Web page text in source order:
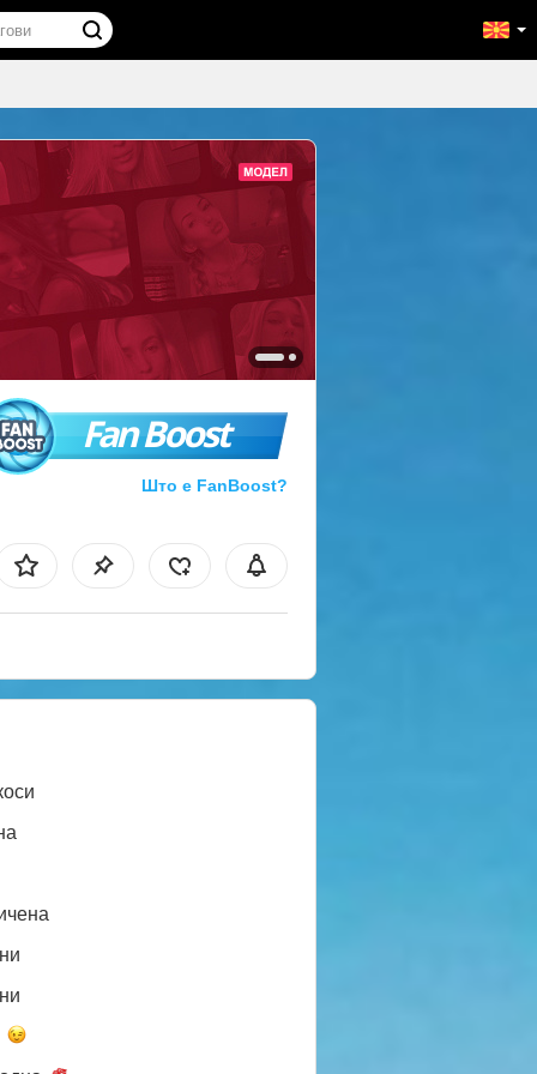
Fan Boost
Што е FanBoost?